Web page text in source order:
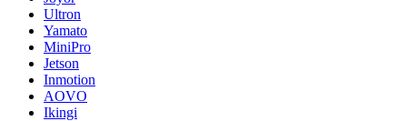
Ultron
Yamato
MiniPro
Jetson
Inmotion
AOVO
Ikingi